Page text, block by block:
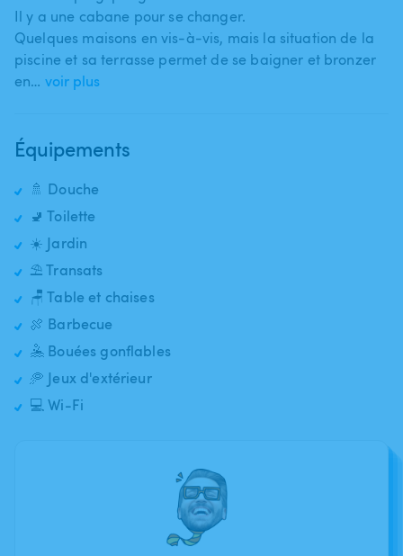
Il y a une cabane pour se changer.
Quelques maisons en vis-à-vis​,​ mais la situation de la
piscine et sa terrasse permet de se baigner et bronzer
en… voir plus
Équipements
🚿 Douche
🚽 Toilette
☀️ Jardin
⛱️ Transats
🪑 Table et chaises
🍖 Barbecue
🤽 Bouées gonflables
🥏 Jeux d'extérieur
💻 Wi-Fi